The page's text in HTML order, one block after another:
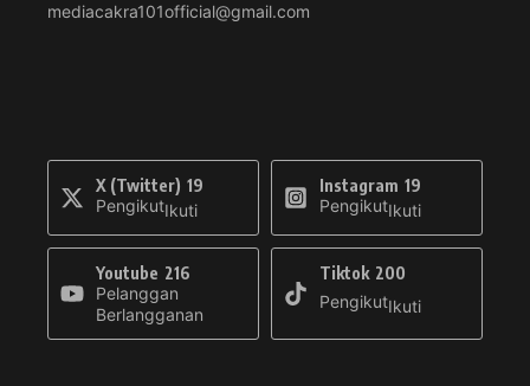
mediacakra101official@gmail.com
X (Twitter) 19
PengikutIkuti
Instagram 19
PengikutIkuti
Youtube 216
Pelanggan
Berlangganan
Tiktok 200
PengikutIkuti